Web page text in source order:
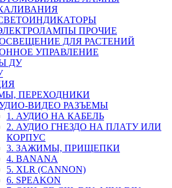
СВЕТОИНДИКАТОРЫ
ЭЛЕКТРОЛАМПЫ ПРОЧИЕ
ДЛЯ РАСТЕНИЙ
УПРАВЛЕНИЕ
ДУ
ПЕРЕХОДНИКИ
ВИДЕО РАЗЪЕМЫ
1. АУДИО НА КАБЕЛЬ
2. АУДИО ГНЕЗДО НА ПЛАТУ ИЛИ
КОРПУС
3. ЗАЖИМЫ, ПРИЩЕПКИ
4. BANANA
5. XLR (CANNON)
6. SPEAKON